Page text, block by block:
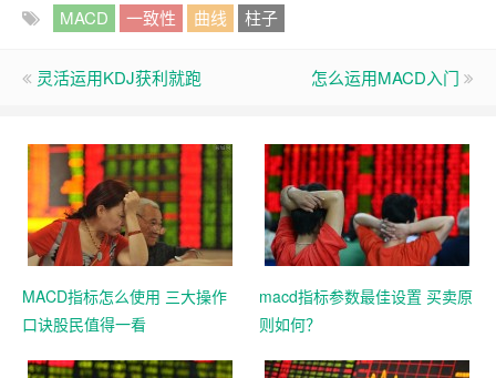
MACD 一致性 曲线 柱子
灵活运用KDJ获利就跑 怎么运用MACD入门
MACD指标怎么使用 三大操作
口诀股民值得一看
macd指标参数最佳设置 买卖原
则如何？